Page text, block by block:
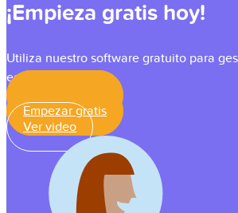
¡Empieza gratis hoy!
Utiliza nuestro software gratuito para
equipo.
Empezar gratis
Ver video